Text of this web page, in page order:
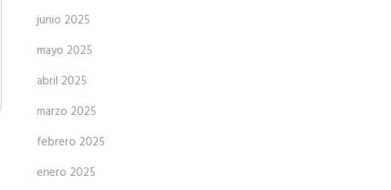
junio 2025
mayo 2025
abril 2025
marzo 2025
febrero 2025
enero 2025